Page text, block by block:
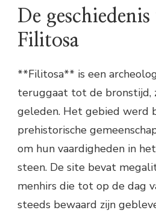
De
Filitosa
**Filitosa** is een
teruggaat tot de bronstijd,
geleden. Het gebied werd
prehistorische
om hun vaardigheden in
steen. De site bevat
menhirs die tot op de dag
steeds bewaard zijn